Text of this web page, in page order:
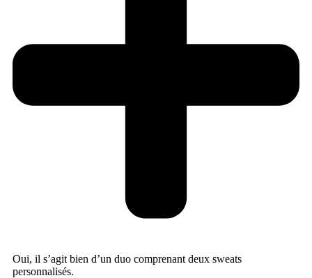
Oui, il s’agit bien d’un duo comprenant deux sweats
personnalisés.